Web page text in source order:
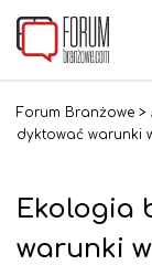
Forum Branżowe >
dyktować warunki
Ekologia
warunki